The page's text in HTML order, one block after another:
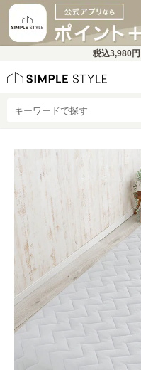
税込3,980円